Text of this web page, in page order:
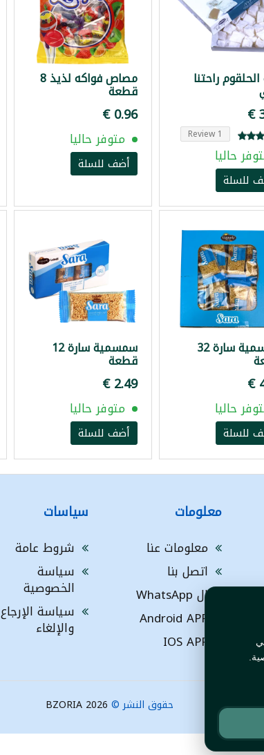
راحتنا
1 Review
حاليا
للسلة
مصاص فواكه لذيذ 8
قطعة
متوفر حاليا
أضف للسلة
سمسمية سارة 32
حاليا
للسلة
سمسمية سارة 12
قطعة
متوفر حاليا
أضف للسلة
معلومات
معلومات عنا
اتصل بنا
ال WhatsApp
Android APP
IOS APP
سياسات
شروط عامة
سياسة
الخصوصية
سياسة الإرجاع
والإلغاء
حقوق النشر © BZORIA 2026